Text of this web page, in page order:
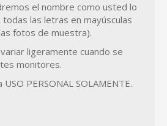
el nombre como usted lo
las letras en mayúsculas
fotos de muestra).
ligeramente cuando se
monitores.
PERSONAL SOLAMENTE.